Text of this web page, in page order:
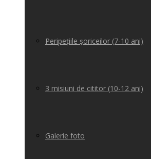
Peripețiile șoriceilor (7-10 ani)
3 misiuni de cititor (10-12 ani)
Galerie foto